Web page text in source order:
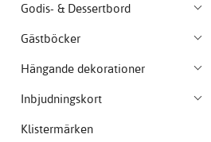
Godis- & Dessertbord
Gästböcker
Hängande dekorationer
Inbjudningskort
Klistermärken